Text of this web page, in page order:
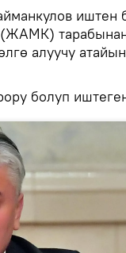
иштен
(ЖАМК)
алуучу
болуп